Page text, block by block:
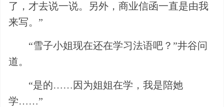
了，才去说一说。另外，商业信函一直是由我
来写。”
“雪子小姐现在还在学习法语吧？”井谷问
道。
“是的……因为姐姐在学，我是陪她
学……”